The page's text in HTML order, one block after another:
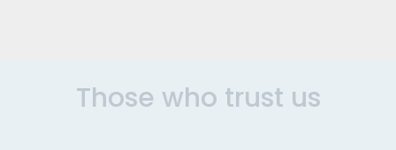
Those who trust us